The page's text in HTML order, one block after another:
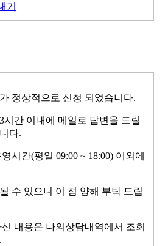
기
정상적으로 신청 되었습니다.
시간 이내에 메일로 답변을 드릴
다.
시간(평일 09:00 ~ 18:00) 이외에
수 있으니 이 점 양해 부탁 드립
내용은 나의상담내역에서 조회